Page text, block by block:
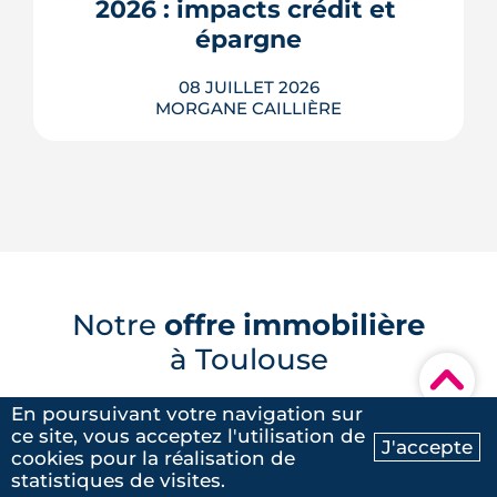
Ma recherche Contactez-nous
▾
Densité minérale, hauteur du bâti, v�...
LIRE L'ARTICLE
2026 : impacts crédit et
épargne
08 JUILLET 2026
MORGANE CAILLIÈRE
choc énergétique. L'effet sur les crédits
immobiliers reste limité à court terme,
les banques ayant anticipé la décision,
LIRE L'ARTICLE
Notre offre immobilière
à Toulouse
Programmes immobiliers en
périphérie
En poursuivant votre navigation sur
ce site, vous acceptez l'utilisation de
cookies pour la réalisation de
statistiques de visites.
J'accepte